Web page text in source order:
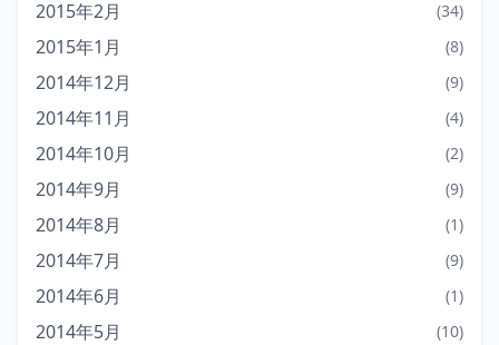
2015年2月 (34)
2015年1月 (8)
2014年12月 (9)
2014年11月 (4)
2014年10月 (2)
2014年9月 (9)
2014年8月 (1)
2014年7月 (9)
2014年6月 (1)
2014年5月 (10)